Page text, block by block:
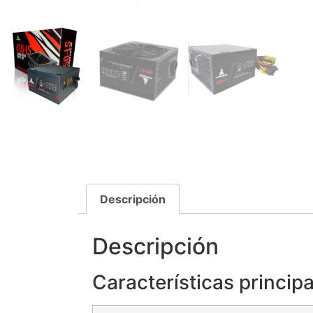
Descripción
Descripción
Características